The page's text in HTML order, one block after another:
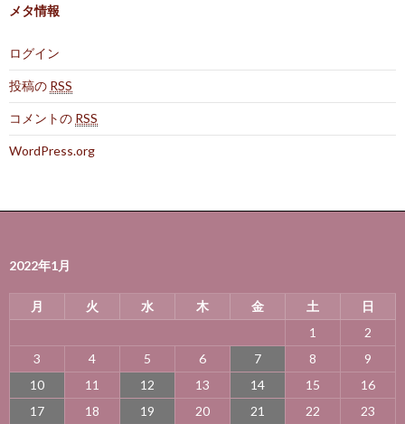
メタ情報
ログイン
投稿の RSS
コメントの RSS
WordPress.org
2022年1月
月 火 水 木 金 土 日
1
2
3
4 5 6 7 8
9
10
11 12 13 14 15
16
17
18 19 20 21 22
23